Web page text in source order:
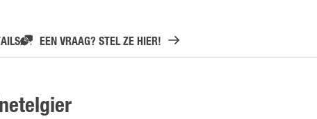
EEN VRAAG? STEL ZE HIER!